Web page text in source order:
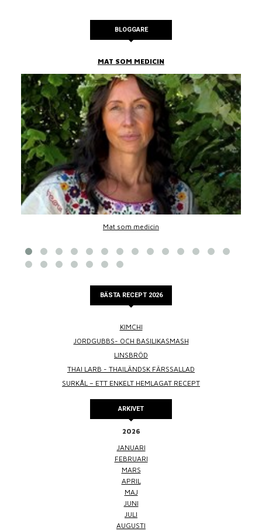
BLOGGARE
MAT SOM MEDICIN
Mat som medicin
BÄSTA RECEPT 2026
KIMCHI
JORDGUBBS- OCH BASILIKASMASH
LINSBRÖD
THAI LARB - THAILÄNDSK FÄRSSALLAD
SURKÅL – ETT ENKELT HEMLAGAT RECEPT
ARKIVET
2026
JANUARI
FEBRUARI
MARS
APRIL
MAJ
JUNI
JULI
AUGUSTI